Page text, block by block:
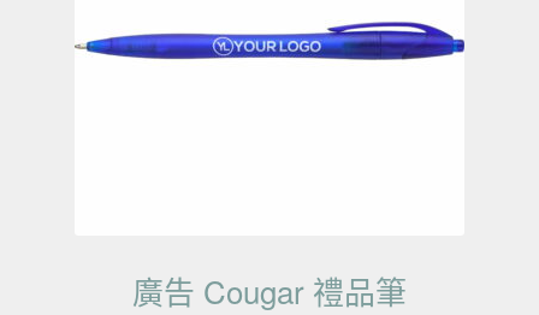
廣告 Cougar 禮品筆